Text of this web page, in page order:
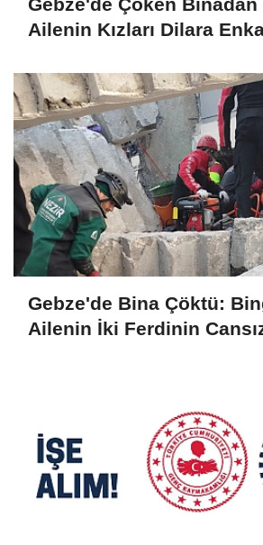
Gebze'de Çöken
Ailenin Kızları Dilara
Gebze'de Bina Çöktü:
Ailenin İki Ferdinin